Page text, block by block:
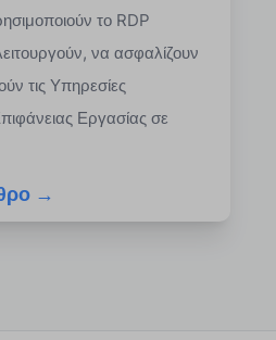
το RDP
να ασφαλίζουν
τις Υπηρεσίες
Εργασίας σε
→